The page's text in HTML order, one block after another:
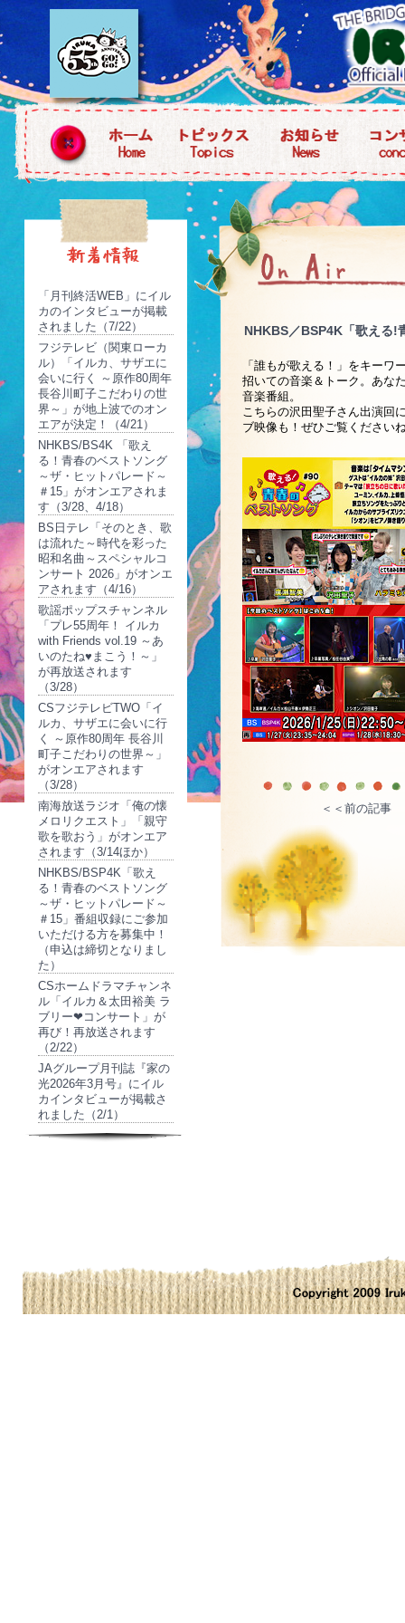
「月刊終活WEB」にイル
カのインタビューが掲載
されました（7/22）
フジテレビ（関東ローカ
ル）「イルカ、サザエに
会いに行く ～原作80周年
長谷川町子こだわりの世
界～」が地上波でのオン
エアが決定！（4/21）
NHKBS/BS4K 「歌え
る！青春のベストソング
～ザ・ヒットパレード～
＃15」がオンエアされま
す（3/28、4/18）
BS日テレ「そのとき、歌
は流れた～時代を彩った
昭和名曲～スペシャルコ
ンサート 2026」がオンエ
アされます（4/16）
歌謡ポップスチャンネル
「プレ55周年！ イルカ
with Friends vol.19 ～あ
いのたね♥まこう！～」
が再放送されます
（3/28）
CSフジテレビTWO「イ
ルカ、サザエに会いに行
く ～原作80周年 長谷川
町子こだわりの世界～」
がオンエアされます
（3/28）
南海放送ラジオ「俺の懐
メロリクエスト」「親守
歌を歌おう」がオンエア
されます（3/14ほか）
NHKBS/BSP4K「歌え
る！青春のベストソング
～ザ・ヒットパレード～
＃15」番組収録にご参加
いただける方を募集中！
（申込は締切となりまし
た）
CSホームドラマチャンネ
ル「イルカ＆太田裕美 ラ
ブリー❤コンサート」が
再び！再放送されます
（2/22）
JAグループ月刊誌『家の
光2026年3月号』にイル
カインタビューが掲載さ
れました（2/1）
NHKBS／BSP4K「歌える!
「誰もが歌える！」をキー
招いての音楽＆トーク。あな
音楽番組。
こちらの沢田聖子さん出演回
ブ映像も！ぜひご覧ください
＜＜前の記事